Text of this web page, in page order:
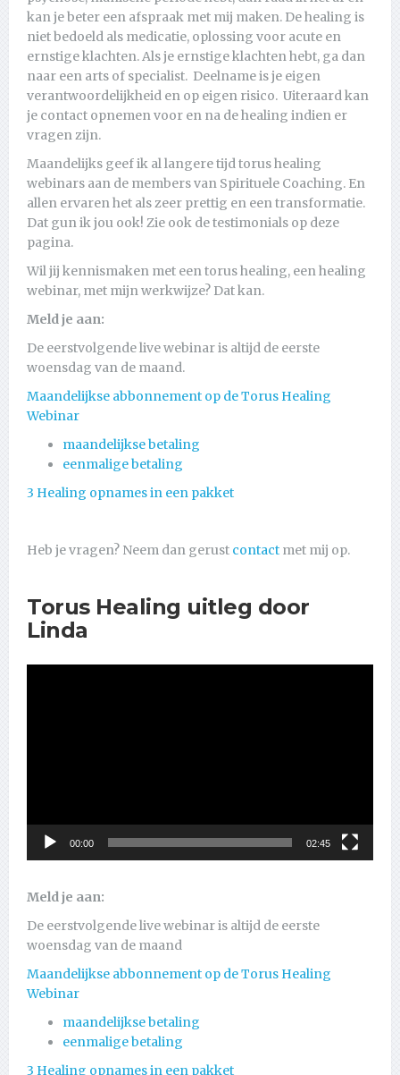
kan je beter een afspraak met mij maken. De healing is
niet bedoeld als medicatie, oplossing voor acute en
ernstige klachten. Als je ernstige klachten hebt, ga dan
naar een arts of specialist. Deelname is je eigen
verantwoordelijkheid en op eigen risico. Uiteraard kan
je contact opnemen voor en na de healing indien er
vragen zijn.
Maandelijks geef ik al langere tijd torus healing
webinars aan de members van Spirituele Coaching. En
allen ervaren het als zeer prettig en een transformatie.
Dat gun ik jou ook! Zie ook de testimonials op deze
pagina.
Wil jij kennismaken met een torus healing, een healing
webinar, met mijn werkwijze? Dat kan.
Meld je aan:
De eerstvolgende live webinar is altijd de eerste
woensdag van de maand.
Maandelijkse abbonnement op de Torus Healing
Webinar
maandelijkse betaling
eenmalige betaling
3 Healing opnames in een pakket
Heb je vragen? Neem dan gerust contact met mij op.
Torus Healing uitleg door
Linda
00:00 02:45
Meld je aan:
De eerstvolgende live webinar is altijd de eerste
woensdag van de maand
Maandelijkse abbonnement op de Torus Healing
Webinar
maandelijkse betaling
eenmalige betaling
3 Healing opnames in een pakket